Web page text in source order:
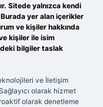
Sitede yalnızca kendi
Burada yer alan içerikler
ve kişiler hakkında
kişiler ile isim
bilgiler taslak
ve İletişim
olarak hizmet
olarak denetleme